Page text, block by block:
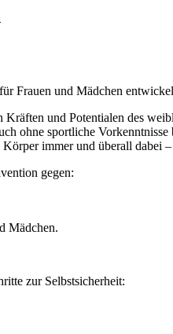
Frauen und Mädchen
und Potentialen des
ohne sportliche
immer und überall dabei
gegen:
Mädchen.
zur Selbstsicherheit: